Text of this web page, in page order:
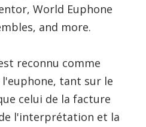
World Euphone
and more.
reconnu comme
tant sur le
celui de la facture
l'interprétation et la